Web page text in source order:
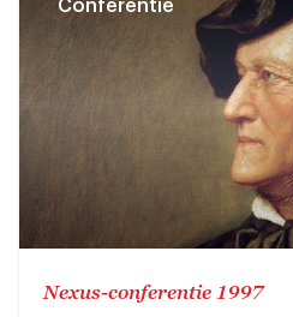
Conferentie
Nexus-conferentie 1997